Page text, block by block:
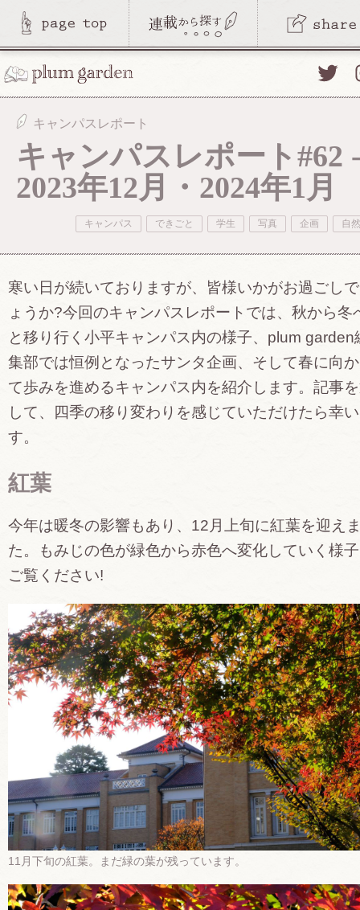
Twitter
キャンパスレポート
キャンパスレポート#62
2023年12月・2024年1月
キャンパス できごと 学生 写真 企画 自然
寒い日が続いておりますが、皆様いかがお過ごし
ょうか?今回のキャンパスレポートでは、秋から冬
と移り行く小平キャンパス内の様子、plum garden
集部では恒例となったサンタ企画、そして春に向
て歩みを進めるキャンパス内を紹介します。記事
して、四季の移り変わりを感じていただけたら幸
す。
紅葉
今年は暖冬の影響もあり、12月上旬に紅葉を迎え
た。もみじの色が緑色から赤色へ変化していく様
ご覧ください!
11月下旬の紅葉。まだ緑の葉が残っています。